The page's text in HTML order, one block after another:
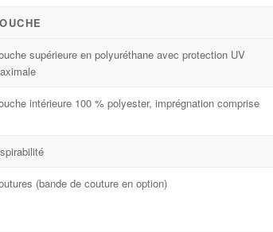
supérieure en polyuréthane avec protection UV
intérieure 100 % polyester, imprégnation comprise
(bande de couture en option)